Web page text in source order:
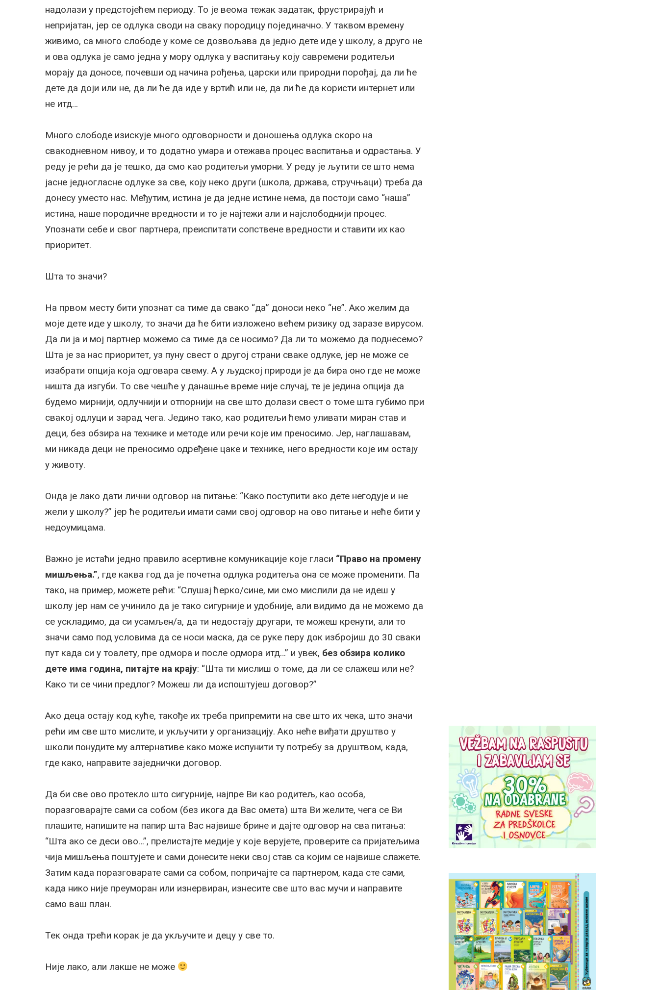
надолази у предстојећем периоду. То је веома тежак задатак, фрустрирајућ и
непријатан, јер се одлука своди на сваку породицу појединачно. У таквом времену
живимо, са много слободе у коме се дозвољава да једно дете иде у школу, а друго не
и ова одлука је само једна у мору одлука у васпитању коју савремени родитељи
морају да доносе, почевши од начина рођења, царски или природни порођај, да ли ће
дете да доји или не, да ли ће да иде у вртић или не, да ли ће да користи интернет или
не итд…
Много слободе изискује много одговорности и доношења одлука скоро на
свакодневном нивоу, и то додатно умара и отежава процес васпитања и одрастања. У
реду је рећи да је тешко, да смо као родитељи уморни. У реду је љутити се што нема
јасне једногласне одлуке за све, коју неко други (школа, држава, стручњаци) треба да
донесу уместо нас. Међутим, истина је да једне истине нема, да постоји само “наша”
истина, наше породичне вредности и то је најтежи али и најслободнији процес.
Упознати себе и свог партнера, преиспитати сопствене вредности и ставити их као
приоритет.
Шта то значи?
На првом месту бити упознат са тиме да свако “да” доноси неко “не”. Ако желим да
моје дете иде у школу, то значи да ће бити изложено већем ризику од заразе вирусом.
Да ли ја и мој партнер можемо са тиме да се носимо? Да ли то можемо да поднесемо?
Шта је за нас приоритет, уз пуну свест о другој страни сваке одлуке, јер не може се
изабрати опција која одговара свему. А у људској природи је да бира оно где не може
ништа да изгуби. То све чешће у данашње време није случај, те је једина опција да
будемо мирнији, одлучнији и отпорнији на све што долази свест о томе шта губимо при
свакој одлуци и зарад чега. Једино тако, као родитељи ћемо уливати миран став и
деци, без обзира на технике и методе или речи које им преносимо. Јер, наглашавам,
ми никада деци не преносимо одређене цаке и технике, него вредности које им остају
у животу.
Онда је лако дати лични одговор на питање: “Како поступити ако дете негодује и не
жели у школу?” јер ће родитељи имати сами свој одговор на ово питање и неће бити у
недоумицама.
Важно је истаћи једно правило асертивне комуникације које гласи “Право на промену
мишљења.”, где каква год да је почетна одлука родитеља она се може променити. Па
тако, на пример, можете рећи: “Слушај ћерко/сине, ми смо мислили да не идеш у
школу јер нам се учинило да је тако сигурније и удобније, али видимо да не можемо да
се ускладимо, да си усамљен/а, да ти недостају другари, те можеш кренути, али то
значи само под условима да се носи маска, да се руке перу док избројиш до 30 сваки
пут када си у тоалету, пре одмора и после одмора итд…” и увек, без обзира колико
дете има година, питајте на крају: “Шта ти мислиш о томе, да ли се слажеш или не?
Како ти се чини предлог? Можеш ли да испоштујеш договор?”
Ако деца остају код куће, такође их треба припремити на све што их чека, што значи
рећи им све што мислите, и укључити у организацију. Ако неће виђати друштво у
школи понудите му алтернативе како може испунити ту потребу за друштвом, када,
где како, направите заједнички договор.
Да би све ово протекло што сигурније, најпре Ви као родитељ, као особа,
поразговарајте сами са собом (без икога да Вас омета) шта Ви желите, чега се Ви
плашите, напишите на папир шта Вас највише брине и дајте одговор на сва питања:
“Шта ако се деси ово…”, прелистајте медије у које верујете, проверите са пријатељима
чија мишљења поштујете и сами донесите неки свој став са којим се највише слажете.
Затим када поразговарате сами са собом, попричајте са партнером, када сте сами,
када нико није преуморан или изнервиран, изнесите све што вас мучи и направите
само ваш план.
Тек онда трећи корак је да укључите и децу у све то.
Није лако, али лакше не може